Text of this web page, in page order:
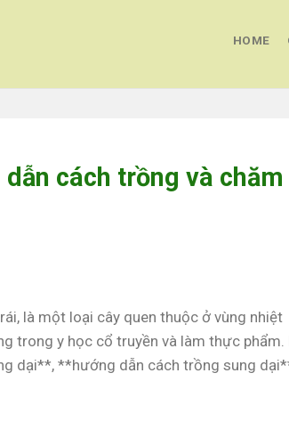
HOME
cách trồng và chăm
là một loại cây quen thuộc ở vùng nhiệt
trong y học cổ truyền và làm thực phẩm.
dại**, **hướng dẫn cách trồng sung